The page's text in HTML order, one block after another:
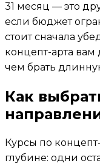
31 месяц — это
если бюджет
стоит сначала
концепт-арта
чем брать
Как
Курсы по
глубине: одни